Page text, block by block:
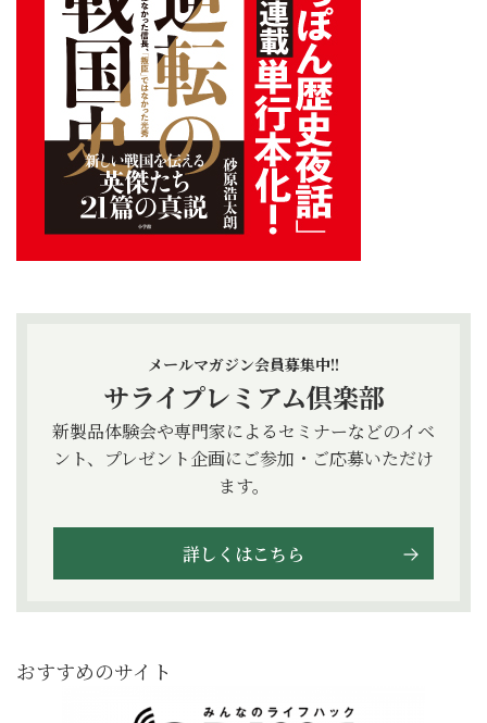
メールマガジン会員募集中!!
サライプレミアム倶楽部
新製品体験会や専門家によるセミナーなどのイベ
ント、プレゼント企画にご参加・ご応募いただけ
ます。
詳しくはこちら
おすすめのサイト